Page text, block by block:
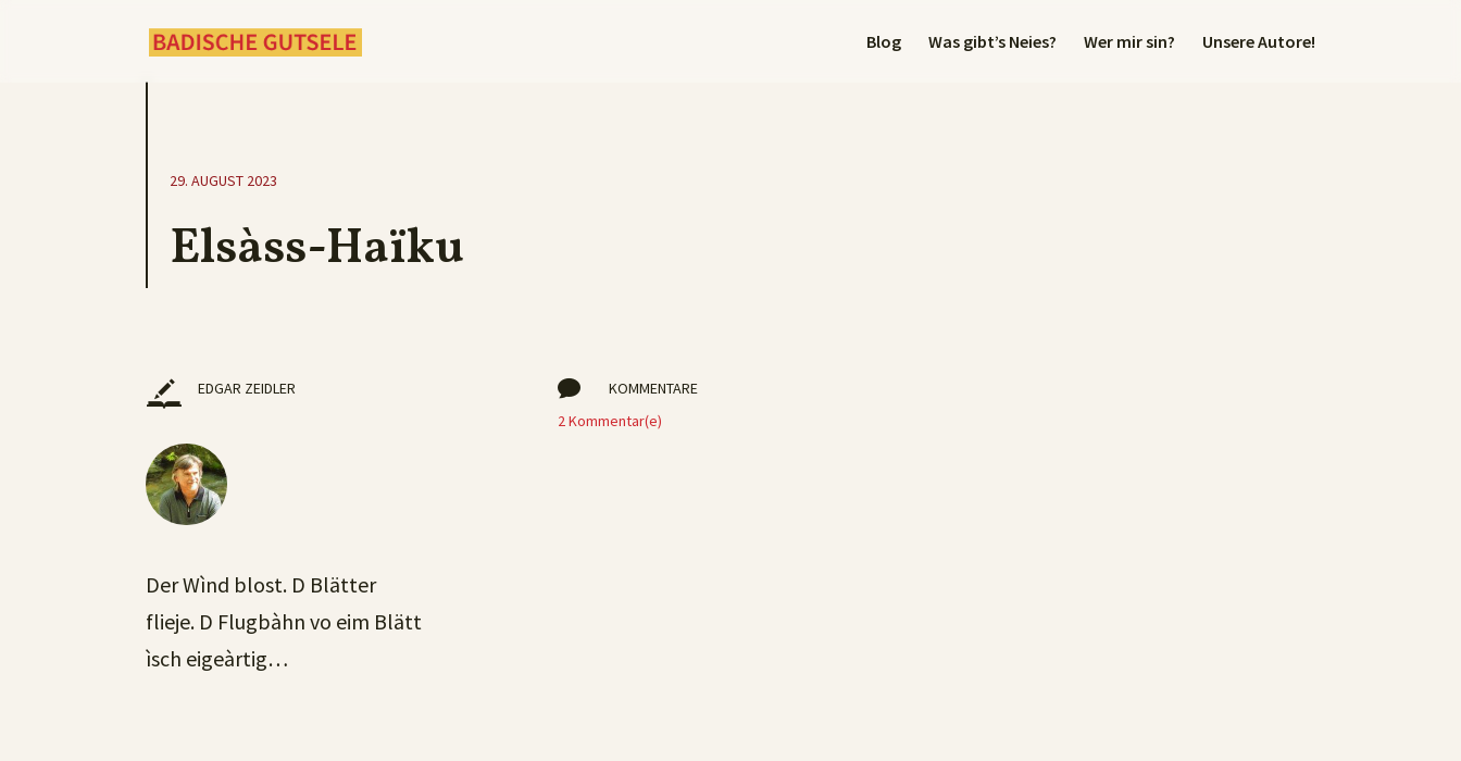
Blog Was gibt’s Neies? Wer mir sin? Unsere Autore!
29. AUGUST 2023
Elsàss-Haïku
EDGAR ZEIDLER 
KOMMENTARE
2 Kommentar(e)
Der Wìnd blost. D Blätter
flieje. D Flugbàhn vo eim Blätt
ìsch eigeàrtig…